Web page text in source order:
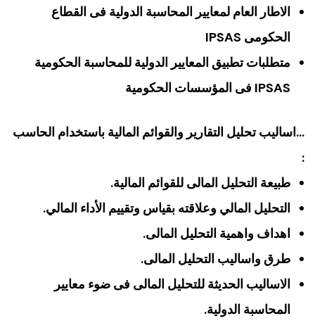
الاطار العام لمعايير المحاسبة الدولية فى القطاع
الحكومى IPSAS
متطلبات تطبيق المعايير الدولية للمحاسبة الحكومية
IPSAS فى المؤسسات الحكومية
…اساليب تحليل التقارير والقوائم المالية باستخدام الحاسب
:
طبيعة التحليل المالى للقوائم المالية.
التحليل المالي وعلاقته بقياس وتقييم الأداء المالي.
اهداف واهمية التحليل المالى.
طرق واساليب التحليل المالى.
الاساليب الحديثة للتحليل المالى فى ضوء معايير
المحاسبة الدولية.